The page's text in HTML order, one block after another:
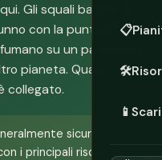
📋
🛠️
📱
Gli squali balena si
con la puntualità di
su un paesaggio
pianeta. Quasi
collegato.
sicuro
i principali rischi